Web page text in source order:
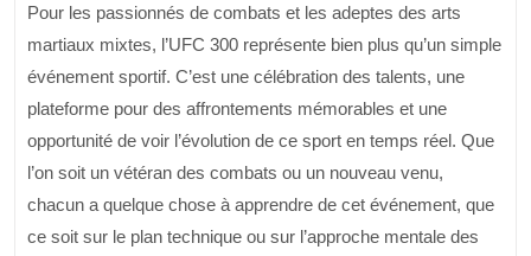
Pour les passionnés de combats et les adeptes des arts
martiaux mixtes, l’UFC 300 représente bien plus qu’un simple
événement sportif. C’est une célébration des talents, une
plateforme pour des affrontements mémorables et une
opportunité de voir l’évolution de ce sport en temps réel. Que
l’on soit un vétéran des combats ou un nouveau venu,
chacun a quelque chose à apprendre de cet événement, que
ce soit sur le plan technique ou sur l’approche mentale des